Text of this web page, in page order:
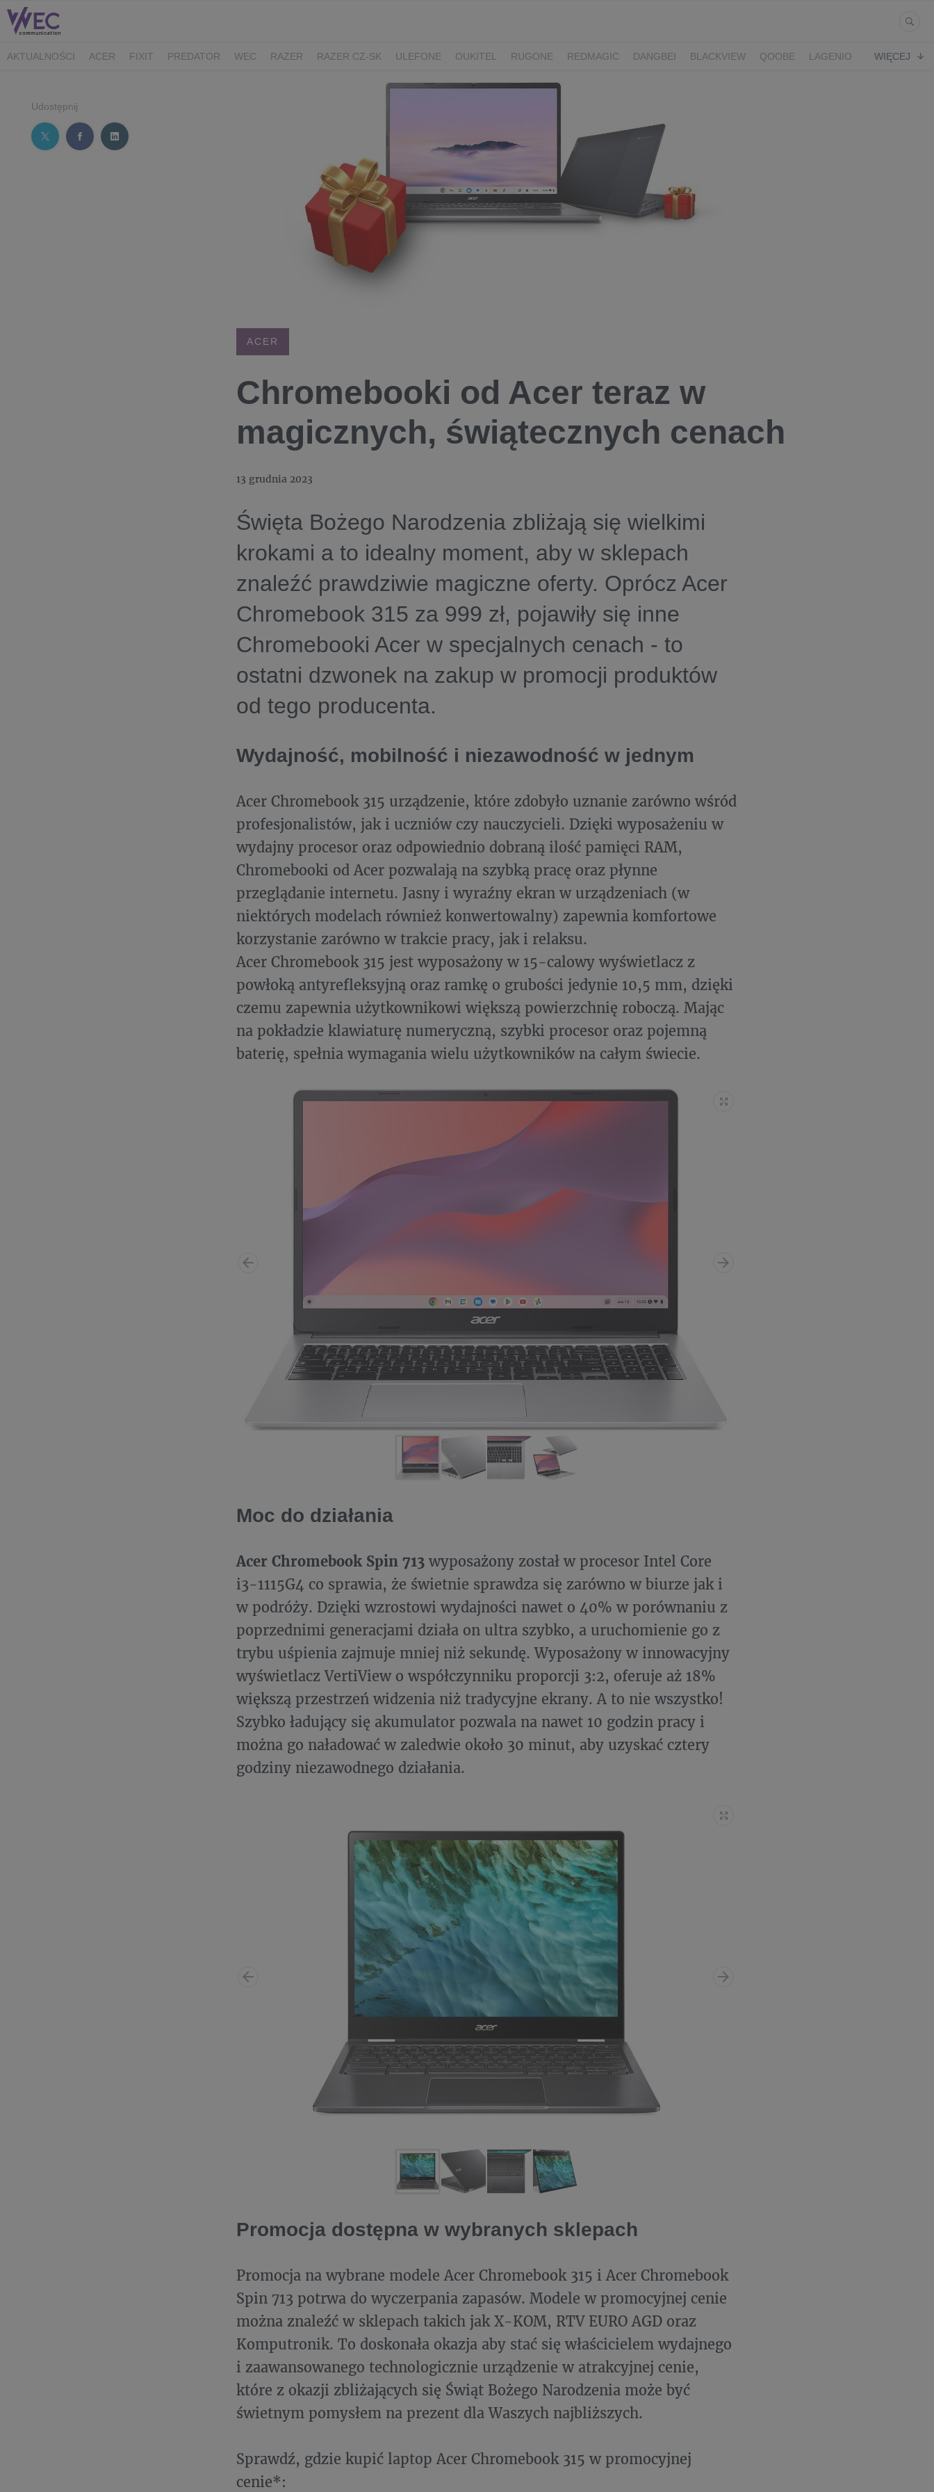
AKTUALNOŚCI ACER FIXIT PREDATOR WEC RAZER RAZER CZ-SK ULEFONE OUKITEL RUGONE REDMAGIC DANGBEI BLACKVIEW QOOBE
LAGENIO
WIĘCEJ
Udostępnij
ACER
Chromebooki od Acer teraz w
magicznych, świątecznych cenach
13 grudnia 2023
Święta Bożego Narodzenia zbliżają się wielkimi
krokami a to idealny moment, aby w sklepach
znaleźć prawdziwie magiczne oferty. Oprócz Acer
Chromebook 315 za 999 zł, pojawiły się inne
Chromebooki Acer w specjalnych cenach - to
ostatni dzwonek na zakup w promocji produktów
od tego producenta.
Wydajność, mobilność i niezawodność w jednym
Acer Chromebook 315 urządzenie, które zdobyło uznanie zarówno wśród
profesjonalistów, jak i uczniów czy nauczycieli. Dzięki wyposażeniu w
wydajny procesor oraz odpowiednio dobraną ilość pamięci RAM,
Chromebooki od Acer pozwalają na szybką pracę oraz płynne
przeglądanie internetu. Jasny i wyraźny ekran w urządzeniach (w
niektórych modelach również konwertowalny) zapewnia komfortowe
korzystanie zarówno w trakcie pracy, jak i relaksu.
Acer Chromebook 315 jest wyposażony w 15-calowy wyświetlacz z
powłoką antyrefleksyjną oraz ramkę o grubości jedynie 10,5 mm, dzięki
czemu zapewnia użytkownikowi większą powierzchnię roboczą. Mając
na pokładzie klawiaturę numeryczną, szybki procesor oraz pojemną
baterię, spełnia wymagania wielu użytkowników na całym świecie.
Moc do działania
Acer Chromebook Spin 713 wyposażony został w procesor Intel Core
i3-1115G4 co sprawia, że świetnie sprawdza się zarówno w biurze jak i
w podróży. Dzięki wzrostowi wydajności nawet o 40% w porównaniu z
poprzednimi generacjami działa on ultra szybko, a uruchomienie go z
trybu uśpienia zajmuje mniej niż sekundę. Wyposażony w innowacyjny
wyświetlacz VertiView o współczynniku proporcji 3:2, oferuje aż 18%
większą przestrzeń widzenia niż tradycyjne ekrany. A to nie wszystko!
Szybko ładujący się akumulator pozwala na nawet 10 godzin pracy i
można go naładować w zaledwie około 30 minut, aby uzyskać cztery
godziny niezawodnego działania.
Promocja dostępna w wybranych sklepach
Promocja na wybrane modele Acer Chromebook 315 i Acer Chromebook
Spin 713 potrwa do wyczerpania zapasów. Modele w promocyjnej cenie
można znaleźć w sklepach takich jak X-KOM, RTV EURO AGD oraz
Komputronik. To doskonała okazja aby stać się właścicielem wydajnego
i zaawansowanego technologicznie urządzenie w atrakcyjnej cenie,
które z okazji zbliżających się Świąt Bożego Narodzenia może być
świetnym pomysłem na prezent dla Waszych najbliższych.
Sprawdź, gdzie kupić laptop Acer Chromebook 315 w promocyjnej
cenie*: